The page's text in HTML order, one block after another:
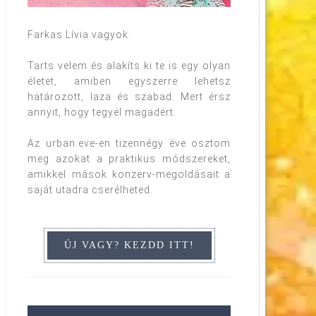
Farkas Lívia vagyok.
Tarts velem és alakíts ki te is egy olyan
életet, amiben egyszerre lehetsz
határozott, laza és szabad. Mert érsz
annyit, hogy tegyél magadért.
Az urban:eve-en tizennégy éve osztom
meg azokat a praktikus módszereket,
amikkel mások konzerv-megoldásait a
saját utadra cserélheted.